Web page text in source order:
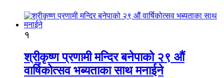
१
श्रीकृष्ण प्रणामी मन्दिर बनेपाको २९ औं
वार्षिकोत्सव भब्यताका साथ मनाईने